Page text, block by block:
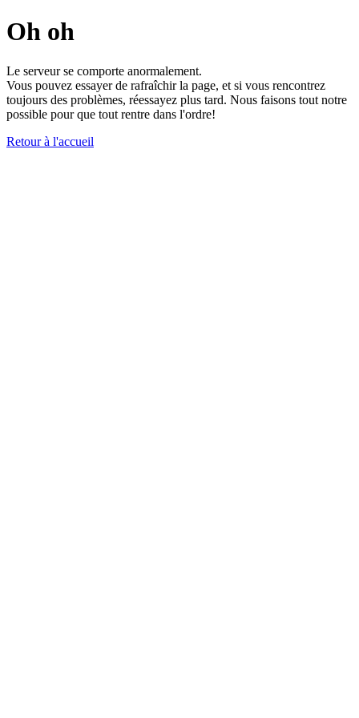
Oh oh
Le serveur se comporte anormalement.
Vous pouvez essayer de rafraîchir la page, et si vous rencontrez
toujours des problèmes, réessayez plus tard. Nous faisons tout notre
possible pour que tout rentre dans l'ordre!
Retour à l'accueil